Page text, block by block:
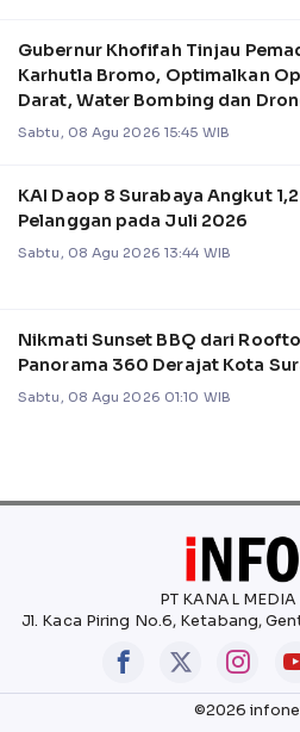
Gubernur Khofifah Tinjau
Karhutla Bromo, Optimalkan
Darat, Water Bombing dan
Sabtu, 08 Agu 2026 15:45 WIB
KAI Daop 8 Surabaya Angkut
Pelanggan pada Juli 2026
Sabtu, 08 Agu 2026 13:44 WIB
Nikmati Sunset BBQ dari
Panorama 360 Derajat Kota
Sabtu, 08 Agu 2026 01:10 WIB
PT KANAL
Jl. Kaca Piring No.6, Ketabang,
©2026